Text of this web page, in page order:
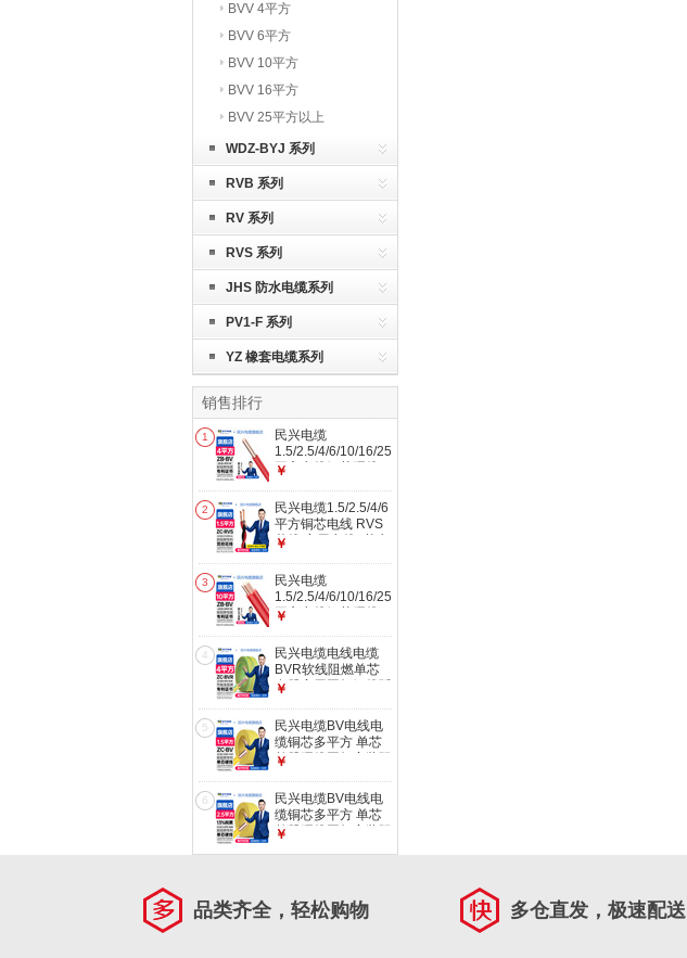
BVV 4平方
BVV 6平方
BVV 10平方
BVV 16平方
BVV 25平方以上
WDZ-BYJ 系列
RVB 系列
RV 系列
RVS 系列
JHS 防水电缆系列
PV1-F 系列
YZ 橡套电缆系列
销售排行
1
民兴电缆
1.5/2.5/4/6/10/16/25/35/50
平方电线铜芯硬线
ZB-BV-4【1米】红
￥
2
民兴电缆1.5/2.5/4/6
平方铜芯电线 RVS
花线 家用电线2芯电
RVS-2*1.5平方红黑
【1米】
￥
3
民兴电缆
1.5/2.5/4/6/10/16/25/35/50
平方电线铜芯硬线
ZB-BV-10【1米】红
￥
4
民兴电缆电线电缆
BVR软线阻燃单芯
多股家用国标铜线延
双【100米】
￥
5
民兴电缆BV电线电
缆铜芯多平方 单芯
单股硬线国标家装阻
1.5平方铜芯电线 黄
【100米】
￥
6
民兴电缆BV电线电
缆铜芯多平方 单芯
单股硬线国标家装阻
￥
品类齐全，轻松购物 多仓直发，极速配送